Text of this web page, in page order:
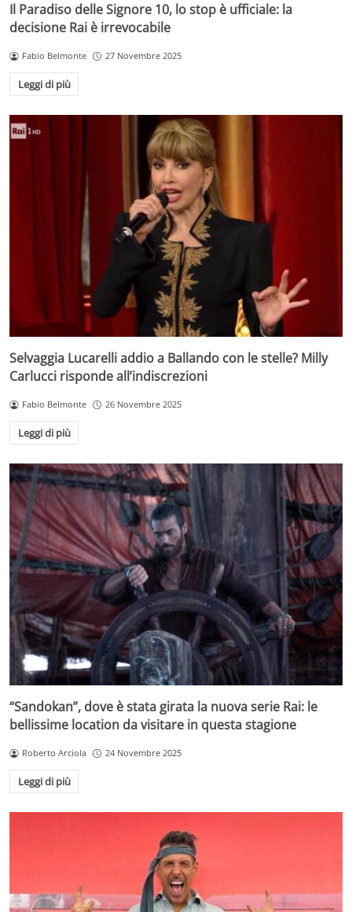
Il Paradiso delle Signore 10, lo stop è ufficiale: la
decisione Rai è irrevocabile
Fabio Belmonte 27 Novembre 2025
Leggi di più
Selvaggia Lucarelli addio a Ballando con le stelle? Milly
Carlucci risponde all’indiscrezioni
Fabio Belmonte 26 Novembre 2025
Leggi di più
“Sandokan”, dove è stata girata la nuova serie Rai: le
bellissime location da visitare in questa stagione
Roberto Arciola 24 Novembre 2025
Leggi di più